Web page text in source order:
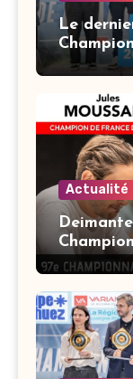
Le
Actualité